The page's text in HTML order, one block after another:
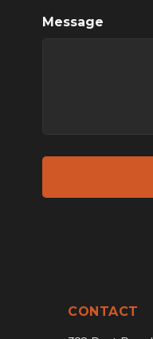
Message
CONTACT